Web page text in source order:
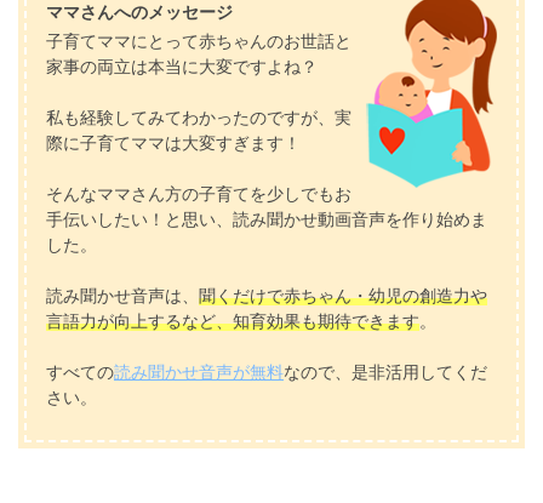
ママさんへのメッセージ
子育てママにとって赤ちゃんのお世話と
家事の両立は本当に大変ですよね？
私も経験してみてわかったのですが、実
際に子育てママは大変すぎます！
そんなママさん方の子育てを少しでもお
手伝いしたい！と思い、読み聞かせ動画音声を作り始めま
した。
読み聞かせ音声は、 聞くだけで赤ちゃん・幼児の創造力や
言語力が向上するなど、知育効果も期待できます。
すべての読み聞かせ音声が無料なので、是非活用してくだ
さい。